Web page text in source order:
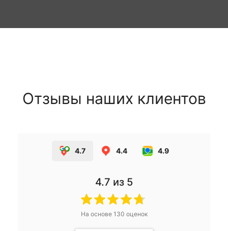
Отзывы наших клиентов
4.7 4.4 4.9
4.7 из 5
На основе 130 оценок